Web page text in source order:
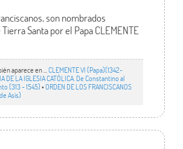
son nombrados
Santa por el Papa CLEMENTE
aparece en ... CLEMENTE VI (Papa)(1342-
DE LA IGLESIA CATÓLICA. De Constantino al
(313 - 1545)•ORDEN DE LOS FRANCISCANOS
Asís)